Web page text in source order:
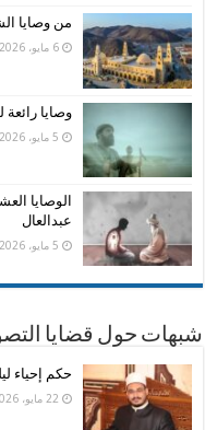
من وصايا
6 مايو، 2026
وصايا
5 مايو، 2026
الوصايا
عبدالعال
5 مايو، 2026
شبهات حول قضايا
حكم إحياء
22 مايو، 2026